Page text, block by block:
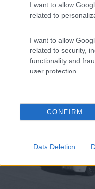
I want to allow
related to
I want to allow
related to security,
functionality and
user protection.
CONFIRM
Data Deletion